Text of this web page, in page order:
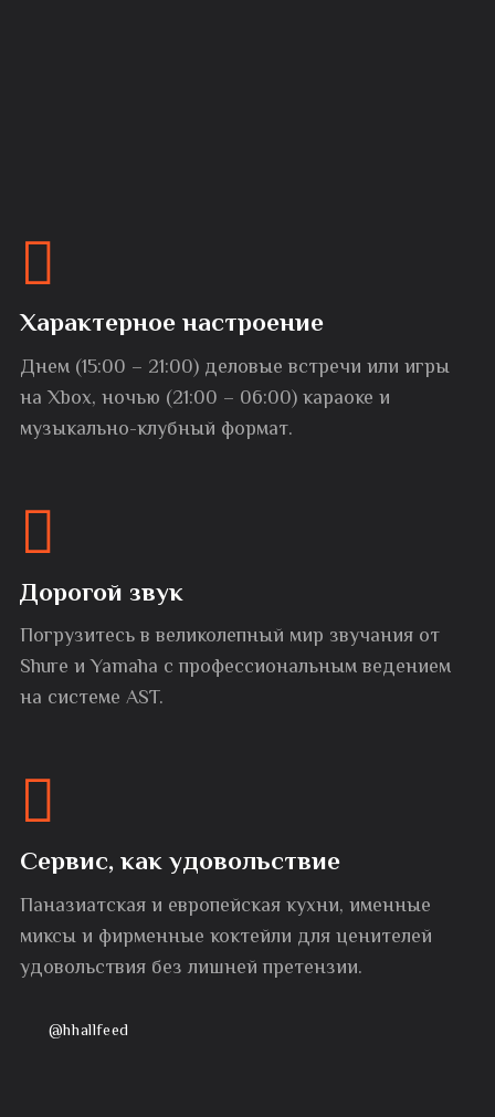
Характерное настроение
Днем (15:00 – 21:00) деловые встречи или игры
на Xbox, ночью (21:00 – 06:00) караоке и
музыкально-клубный формат.
Дорогой звук
Погрузитесь в великолепный мир звучания от
Shure и Yamaha с профессиональным ведением
на системе AST.
Сервис, как удовольствие
Паназиатская и европейская кухни, именные
миксы и фирменные коктейли для ценителей
удовольствия без лишней претензии.
@hhallfeed